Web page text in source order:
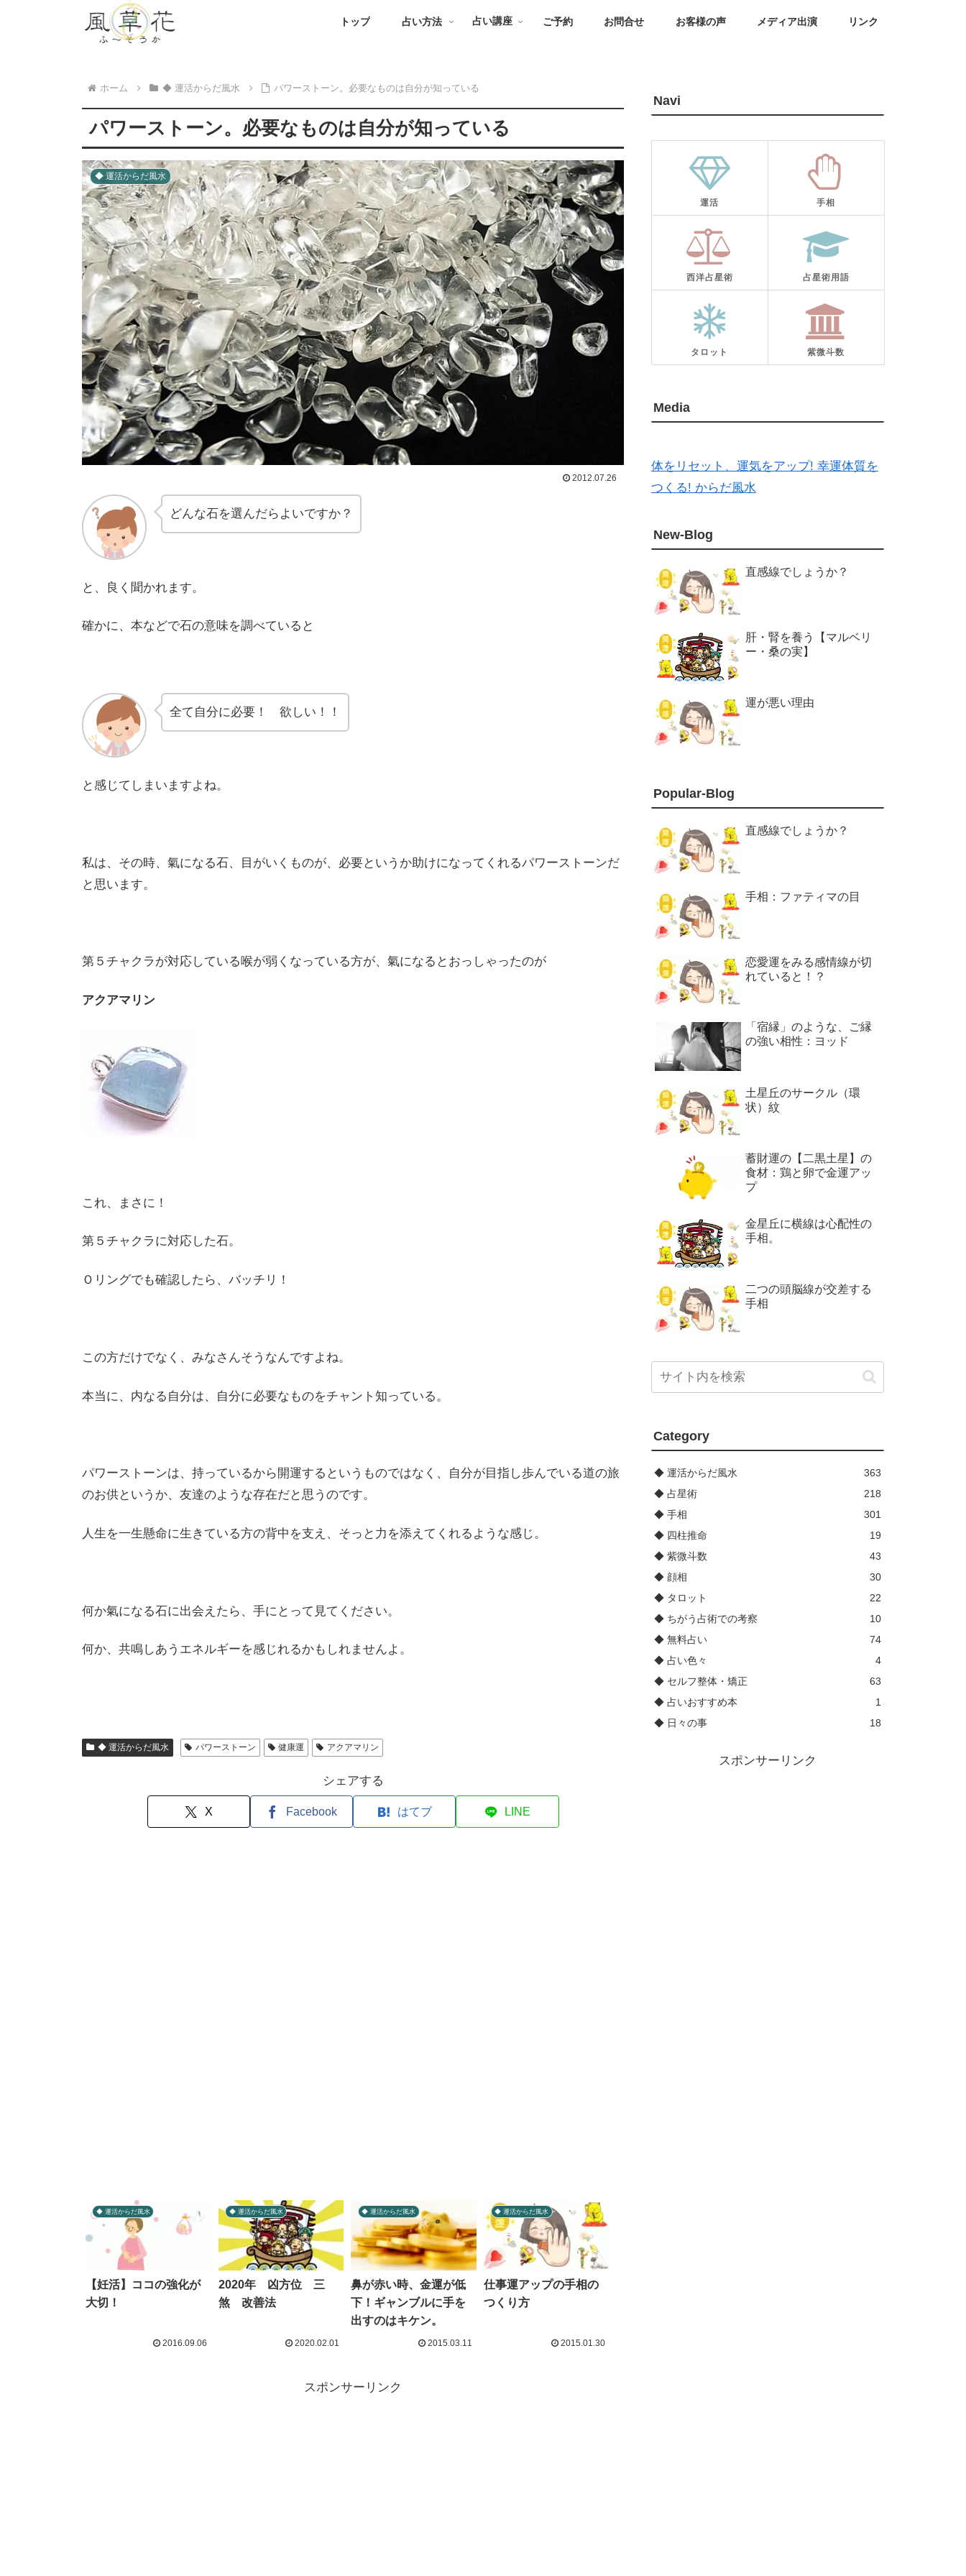
トップ 占い方法 占い講座 ご予約 お問合せ お客様の声 メディア出演 リンク
ホーム ◆ 運活からだ風水 パワーストーン。必要なものは自分が知っている
パワーストーン。必要なものは自分が知っている
◆ 運活からだ風水
2012.07.26
どんな石を選んだらよいですか？
と、良く聞かれます。
確かに、本などで石の意味を調べていると
全て自分に必要！ 欲しい！！
と感じてしまいますよね。
私は、その時、氣になる石、目がいくものが、必要というか助けになってくれるパワーストーンだ
と思います。
第５チャクラが対応している喉が弱くなっている方が、氣になるとおっしゃったのが
アクアマリン
これ、まさに！
第５チャクラに対応した石。
Ｏリングでも確認したら、バッチリ！
この方だけでなく、みなさんそうなんですよね。
本当に、内なる自分は、自分に必要なものをチャント知っている。
パワーストーンは、持っているから開運するというものではなく、自分が目指し歩んでいる道の旅
のお供というか、友達のような存在だと思うのです。
人生を一生懸命に生きている方の背中を支え、そっと力を添えてくれるような感じ。
何か氣になる石に出会えたら、手にとって見てください。
何か、共鳴しあうエネルギーを感じれるかもしれませんよ。
◆ 運活からだ風水 パワーストーン 健康運 アクアマリン
シェアする
X Facebook はてブ LINE
◆ 運活からだ風水
【妊活】ココの強化が
大切！
2016.09.06
◆ 運活からだ風水
2020年 凶方位 三
煞 改善法
2020.02.01
◆ 運活からだ風水
鼻が赤い時、金運が低
下！ギャンブルに手を
出すのはキケン。
2015.03.11
◆ 運活からだ風水
仕事運アップの手相の
つくり方
2015.01.30
スポンサーリンク
Navi
運活 手相
西洋占星術 占星術用語
タロット 紫微斗数
Media
体をリセット、運気をアップ! 幸運体質を
つくる! からだ風水
New-Blog
直感線でしょうか？
肝・腎を養う【マルベリ
ー・桑の実】
運が悪い理由
Popular-Blog
直感線でしょうか？
手相：ファティマの目
恋愛運をみる感情線が切
れていると！？
「宿縁」のような、ご縁
の強い相性：ヨッド
土星丘のサークル（環
状）紋
蓄財運の【二黒土星】の
食材：鶏と卵で金運アッ
プ
金星丘に横線は心配性の
手相。
二つの頭脳線が交差する
手相
Category
◆ 運活からだ風水
363
◆ 占星術
218
◆ 手相
301
◆ 四柱推命
19
◆ 紫微斗数
43
◆ 顔相
30
◆ タロット
22
◆ ちがう占術での考察
10
◆ 無料占い
74
◆ 占い色々
4
◆ セルフ整体・矯正
63
◆ 占いおすすめ本
1
◆ 日々の事
18
スポンサーリンク